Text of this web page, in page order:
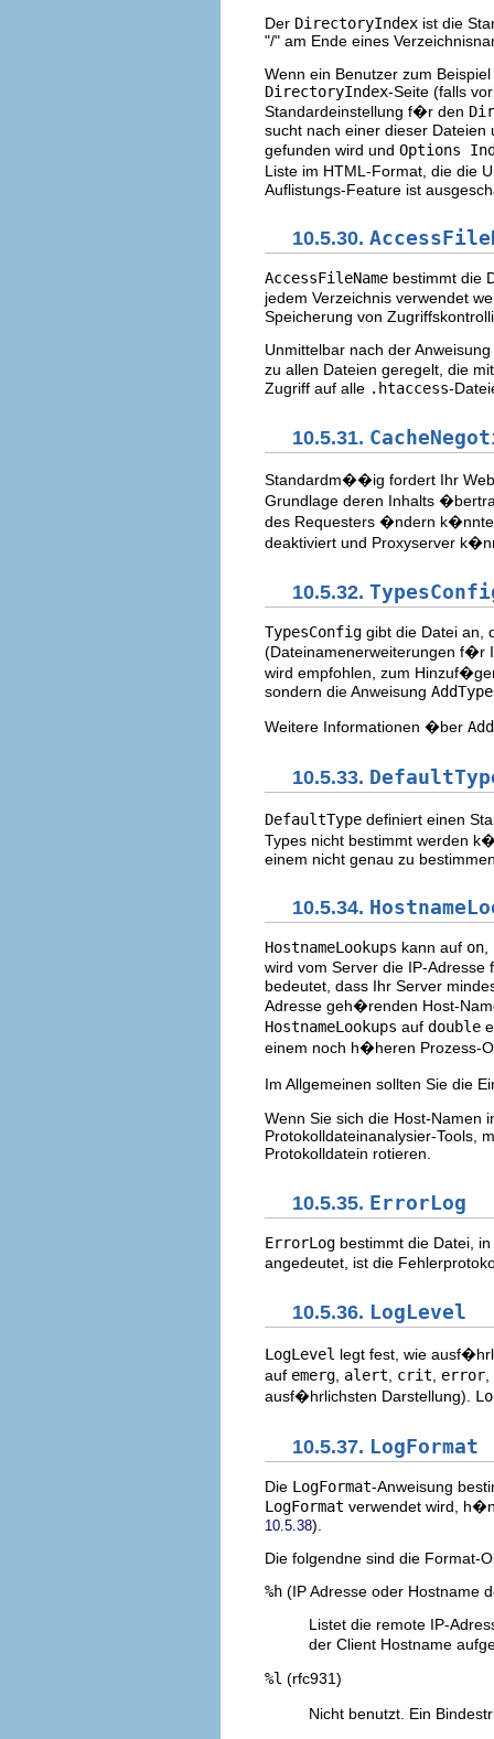
Der DirectoryIndex ist die
"/" am Ende eines
Wenn ein Benutzer zum
DirectoryIndex-Seite (falls
Standardeinstellung f�r den
sucht nach einer dieser
gefunden wird und Options
Liste im HTML-Format, die die
Auflistungs-Feature ist
10.5.30.
AccessFileName bestimmt die
jedem Verzeichnis verwendet
Speicherung von
Unmittelbar nach der Anweisung
zu allen Dateien geregelt, die
Zugriff auf alle .htaccess-
10.5.31.
Standardm��ig fordert Ihr
Grundlage deren Inhalts
des Requesters �ndern
deaktiviert und Proxyserver
10.5.32.
TypesConfig gibt die Datei an,
(Dateinamenerweiterungen
wird empfohlen, zum
sondern die Anweisung AddType
Weitere Informationen �ber
10.5.33.
DefaultType definiert einen
Types nicht bestimmt werden
einem nicht genau zu
10.5.34.
HostnameLookups kann auf on
wird vom Server die IP-
bedeutet, dass Ihr Server
Adresse geh�renden Host-
HostnameLookups auf double
einem noch h�heren Prozess-
Im Allgemeinen sollten Sie die
Wenn Sie sich die Host-Namen
Protokolldateinanalysier-Tools,
Protokolldatein rotieren.
10.5.35. ErrorLog
ErrorLog bestimmt die Datei,
angedeutet, ist die
10.5.36. LogLevel
LogLevel legt fest, wie
auf emerg alert crit error
ausf�hrlichsten Darstellung).
10.5.37. LogFormat
Die LogFormat-Anweisung
LogFormat verwendet wird,
10.5.38).
Die folgendne sind die Format-
%h (IP Adresse oder Hostname
Listet die remote IP-
der Client Hostname
%l (rfc931)
Nicht benutzt. Ein